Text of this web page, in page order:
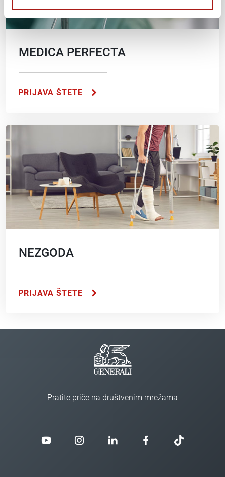
MEDICA PERFECTA
PRIJAVA ŠTETE
NEZGODA
PRIJAVA ŠTETE
Pratite priče na društvenim mrežama